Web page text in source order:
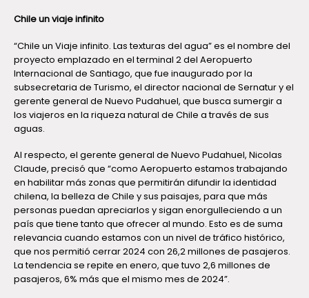
Chile un viaje infinito
“Chile un Viaje infinito. Las texturas del agua” es el nombre del
proyecto emplazado en el terminal 2 del Aeropuerto
Internacional de Santiago, que fue inaugurado por la
subsecretaria de Turismo, el director nacional de Sernatur y el
gerente general de Nuevo Pudahuel, que busca sumergir a
los viajeros en la riqueza natural de Chile a través de sus
aguas.
Al respecto, el gerente general de Nuevo Pudahuel, Nicolas
Claude, precisó que “como Aeropuerto estamos trabajando
en habilitar más zonas que permitirán difundir la identidad
chilena, la belleza de Chile y sus paisajes, para que más
personas puedan apreciarlos y sigan enorgulleciendo a un
país que tiene tanto que ofrecer al mundo. Esto es de suma
relevancia cuando estamos con un nivel de tráfico histórico,
que nos permitió cerrar 2024 con 26,2 millones de pasajeros.
La tendencia se repite en enero, que tuvo 2,6 millones de
pasajeros, 6% más que el mismo mes de 2024”.